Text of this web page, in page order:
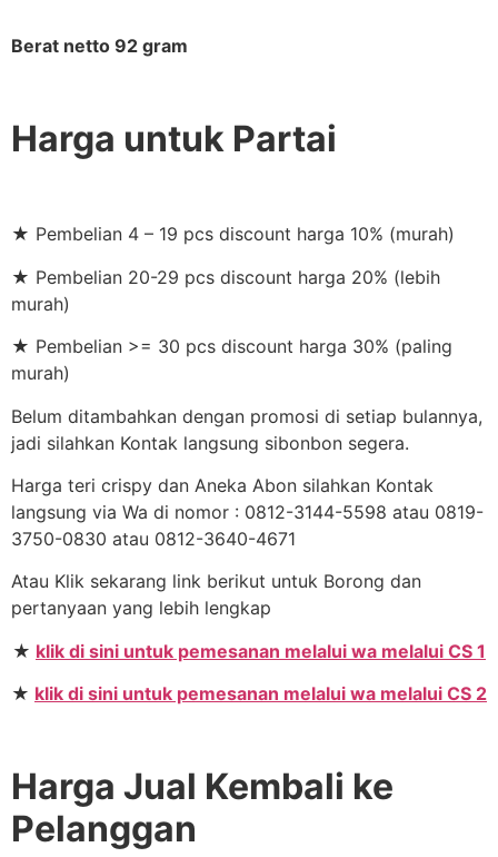
Berat netto 92 gram
Harga untuk Partai
★ Pembelian 4 – 19 pcs discount harga 10% (murah)
★ Pembelian 20-29 pcs discount harga 20% (lebih
murah)
★ Pembelian >= 30 pcs discount harga 30% (paling
murah)
Belum ditambahkan dengan promosi di setiap bulannya,
jadi silahkan Kontak langsung sibonbon segera.
Harga teri crispy dan Aneka Abon silahkan Kontak
langsung via Wa di nomor : 0812-3144-5598 atau 0819-
3750-0830 atau 0812-3640-4671
Atau Klik sekarang link berikut untuk Borong dan
pertanyaan yang lebih lengkap
★ klik di sini untuk pemesanan melalui wa melalui CS 1
★ klik di sini untuk pemesanan melalui wa melalui CS 2
Harga Jual Kembali ke
Pelanggan